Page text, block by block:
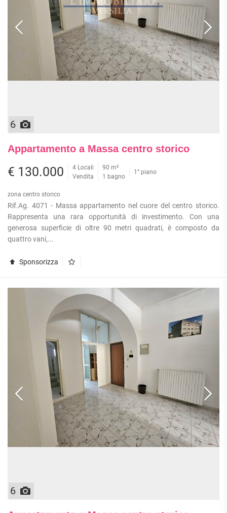
6
Appartamento a Massa centro storico
€ 130.000
4 Locali
Vendita
90 m²
1 bagno
1° piano
zona centro storico
Rif.Ag. 4071 - Massa appartamento nel cuore del centro storico.
Rappresenta una rara opportunità di investimento. Con una
generosa superficie di oltre 90 metri quadrati, è composto da
quattro vani,...
Sponsorizza
6